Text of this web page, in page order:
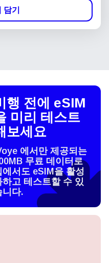
담기
행 전에 eSIM
미리 테스트
보세요
에서만 제공되는
무료 데이터로
에서도 eSIM을 활성
하고 테스트할 수 있
니다.